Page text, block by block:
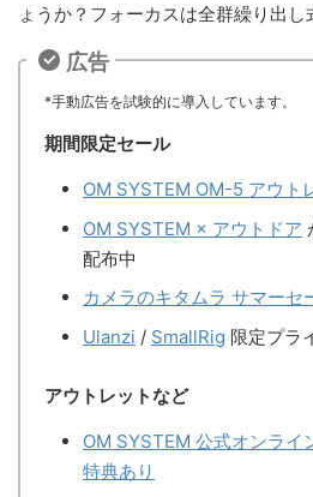
ょうか？フォーカスは全群繰り出し
広告
*手動広告を試験的に導入しています。
期間限定セール
OM SYSTEM OM-5 アウト
OM SYSTEM × アウトドア
配布中
カメラのキタムラ サマーセ
Ulanzi / SmallRig 限定プラ
アウトレットなど
OM SYSTEM 公式オンライ
特典あり